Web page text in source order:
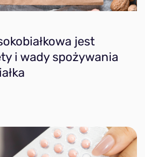
jest
i wady spożywania